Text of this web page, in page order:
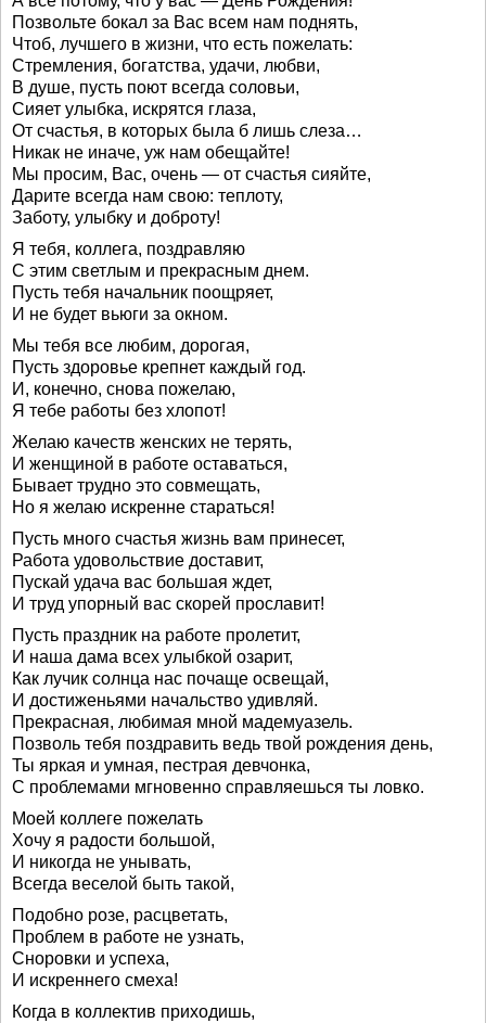
Позвольте бокал за Вас всем нам поднять,
Чтоб, лучшего в жизни, что есть пожелать:
Стремления, богатства, удачи, любви,
В душе, пусть поют всегда соловьи,
Сияет улыбка, искрятся глаза,
От счастья, в которых была б лишь слеза…
Никак не иначе, уж нам обещайте!
Мы просим, Вас, очень — от счастья сияйте,
Дарите всегда нам свою: теплоту,
Заботу, улыбку и доброту!
Я тебя, коллега, поздравляю
С этим светлым и прекрасным днем.
Пусть тебя начальник поощряет,
И не будет вьюги за окном.
Мы тебя все любим, дорогая,
Пусть здоровье крепнет каждый год.
И, конечно, снова пожелаю,
Я тебе работы без хлопот!
Желаю качеств женских не терять,
И женщиной в работе оставаться,
Бывает трудно это совмещать,
Но я желаю искренне стараться!
Пусть много счастья жизнь вам принесет,
Работа удовольствие доставит,
Пускай удача вас большая ждет,
И труд упорный вас скорей прославит!
Пусть праздник на работе пролетит,
И наша дама всех улыбкой озарит,
Как лучик солнца нас почаще освещай,
И достиженьями начальство удивляй.
Прекрасная, любимая мной мадемуазель.
Позволь тебя поздравить ведь твой рождения день,
Ты яркая и умная, пестрая девчонка,
С проблемами мгновенно справляешься ты ловко.
Моей коллеге пожелать
Хочу я радости большой,
И никогда не унывать,
Всегда веселой быть такой,
Подобно розе, расцветать,
Проблем в работе не узнать,
Сноровки и успеха,
И искреннего смеха!
Когда в коллектив приходишь,